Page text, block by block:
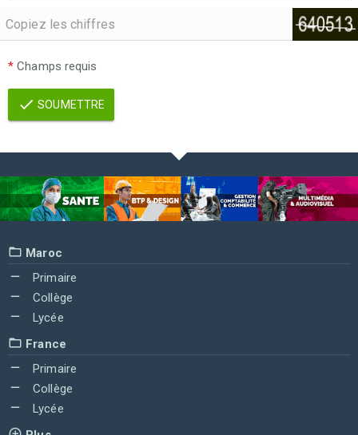
* Champs requis
SOUMETTRE
Maroc
Primaire
Collège
Lycée
France
Primaire
Collège
Lycée